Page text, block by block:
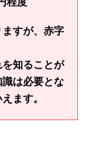
すが、赤字
知ることが
は必要とな
ます。